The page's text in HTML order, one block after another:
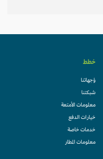
خطط
وُجهاتنا
شبكتنا
معلومات الأمتعة
خيارات الدفع
خدمات خاصة
معلومات المطار